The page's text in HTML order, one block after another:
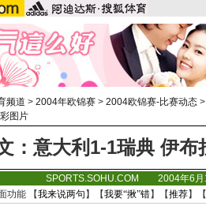
频道 > 2004年欧锦赛 > 2004欧锦赛-比赛动态
图片
：意大利1-1瑞典 伊
SPORTS.SOHU.COM 2004年6
功能 【我来说两句 】【我要“揪”错】【推荐】